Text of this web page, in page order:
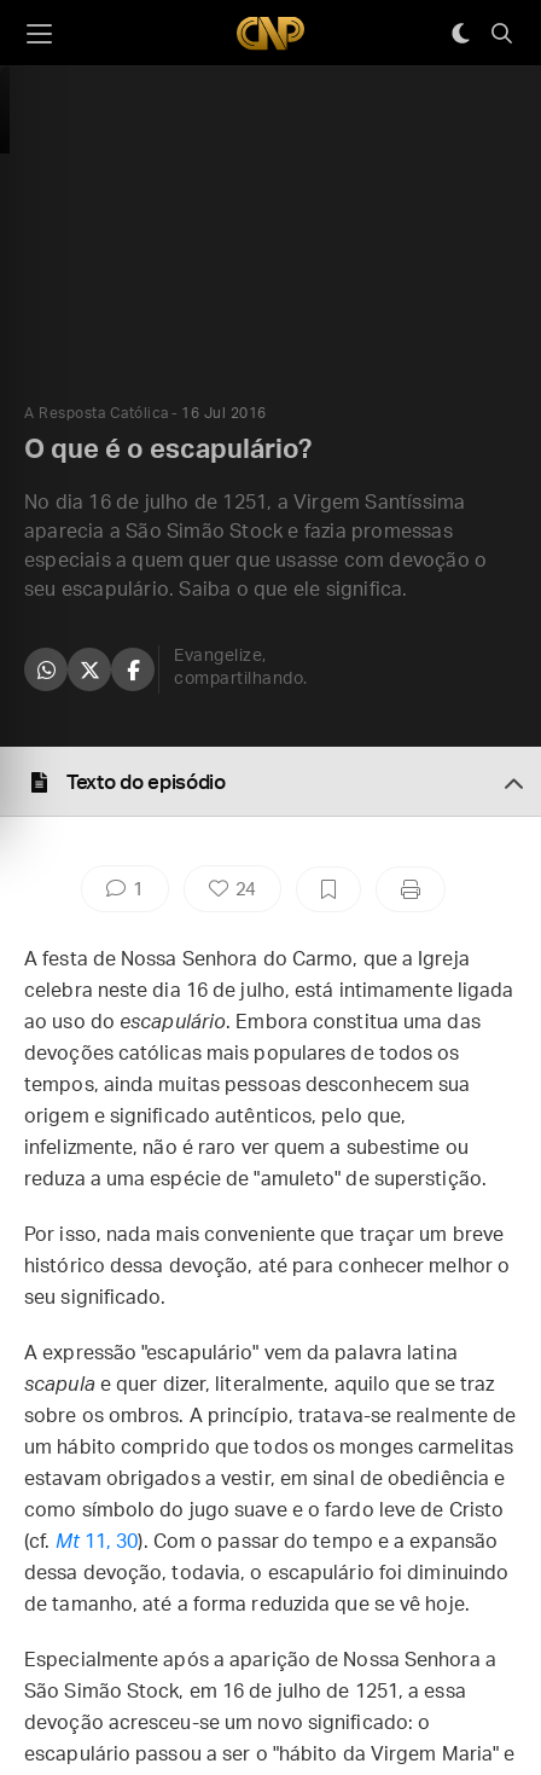
A Resposta Católica 16 Jul 2016
O que é o escapulário?
No dia 16 de julho de 1251, a Virgem Santíssima
aparecia a São Simão Stock e fazia promessas
especiais a quem quer que usasse com devoção o
seu escapulário. Saiba o que ele significa.
Evangelize,
compartilhando.
Texto do episódio
1 24
A festa de Nossa Senhora do Carmo, que a Igreja
celebra neste dia 16 de julho, está intimamente ligada
ao uso do escapulário. Embora constitua uma das
devoções católicas mais populares de todos os
tempos, ainda muitas pessoas desconhecem sua
origem e significado autênticos, pelo que,
infelizmente, não é raro ver quem a subestime ou
reduza a uma espécie de "amuleto" de superstição.
Por isso, nada mais conveniente que traçar um breve
histórico dessa devoção, até para conhecer melhor o
seu significado.
A expressão "escapulário" vem da palavra latina
scapulae quer dizer, literalmente, aquilo que se traz
sobre os ombros. A princípio, tratava-se realmente de
um hábito comprido que todos os monges carmelitas
estavam obrigados a vestir, em sinal de obediência e
como símbolo do jugo suave e o fardo leve de Cristo
(cf. Mt11, 30). Com o passar do tempo e a expansão
dessa devoção, todavia, o escapulário foi diminuindo
de tamanho, até a forma reduzida que se vê hoje.
Especialmente após a aparição de Nossa Senhora a
São Simão Stock, em 16 de julho de 1251, a essa
devoção acresceu-se um novo significado: o
escapulário passou a ser o "hábito da Virgem Maria" e